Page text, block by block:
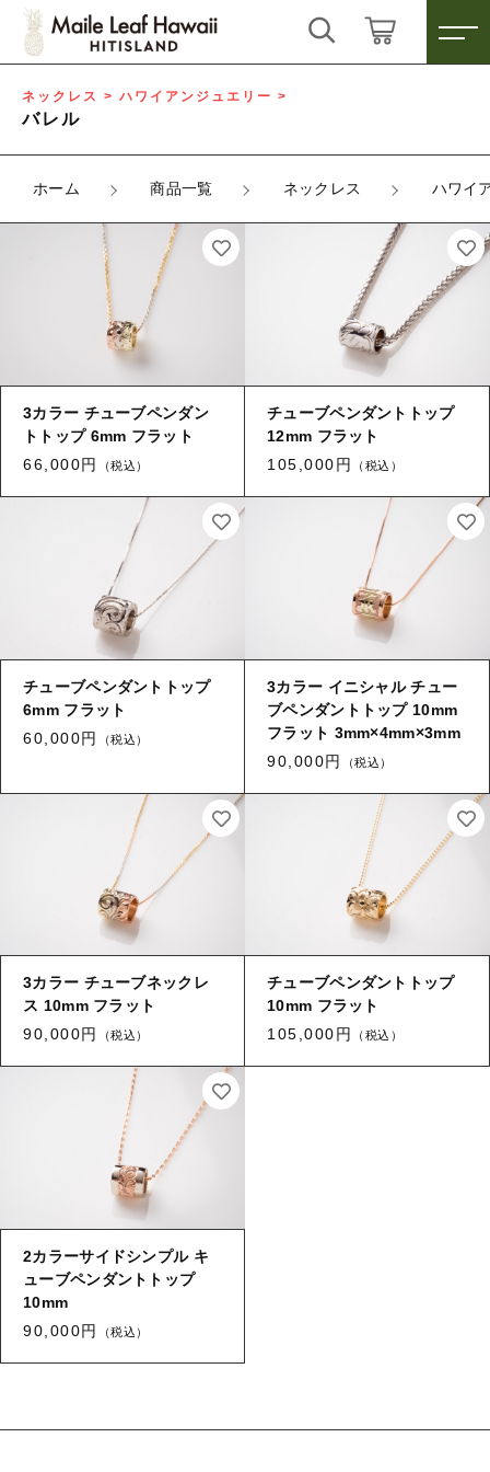
ネックレス > ハワイアンジュエリー >
バレル
ホーム 商品一覧 ネックレス ハワイ
3カラー チューブペンダン
トトップ 6mm フラット
66,000円
（税込）
チューブペンダントトップ
12mm フラット
105,000円
（税込）
チューブペンダントトップ
6mm フラット
60,000円
（税込）
3カラー イニシャル チュー
ブペンダントトップ 10mm
フラット 3mm×4mm×3mm
90,000円
（税込）
3カラー チューブネックレ
ス 10mm フラット
90,000円
（税込）
チューブペンダントトップ
10mm フラット
105,000円
（税込）
2カラーサイドシンプル キ
ューブペンダントトップ
10mm
90,000円
（税込）
ログイン / 会員登録
すべての商品
ハワイアンジュエリー
その他
ご利用ガイド
すべて
キーワード検索
価格帯
在庫あり